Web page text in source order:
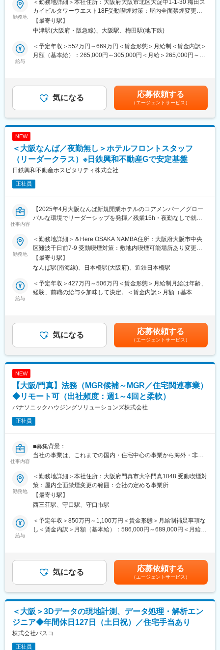
■働き方：
◆海外出張あり：月1～2回程度（1回1週間前後）
※状況により長期滞在の可能性もありますが、家族事情など状況に
応じて出張調整も柔軟◎
◆残業：月20時間以下
◆在宅勤務：月10日まで可能★出張後のリカバリーや育児との両
グローバル事業本部には約32名在籍
・マネージャー：40代前半中心
バーも多い環境です
■当社の魅力：
働く環境改善を推進しております。
・普段何気なく使っているキッチンやお風呂、洗面化粧台など、
商品でもあります。
そのような日常生活には欠かせない商品を製造、販売している当
変更の範囲：会社の定める業務
・舶用エンジンや付帯機器のサービス業務（主機関、補機関、デ
ィーゼルエンジン、デュアルフューエルエンジン）
・新造/保守メンテナンス/不具合調整
・エンジンおよび周辺機器の修理、整備、お客様と打ち合わ
せ 等
■業務の特徴・魅力
・社会貢献を担っている物流の停滞を無くすためにも、サービス
メンテナンス要員は、非常に価値ある仕事になってきています。
・社員一人ひとりの将来を見据え、グローバルに活躍できるよう
■当社の魅力
（1）大きなプロジェクト、社会価値に繋がる仕事：ご自身が関わ
ったエンジン製品が大型タンカーや巨大な発電プラントの核とな
います。日頃の勤務状況や在籍年数、実績や経験などの評価項目
により昇級していきます（5等級～係長まで）
ており、有給取得率も高い実績を誇っており、オン・オフのメリ
ハリをつけることが可能な就業環境です。
■社名変更について
2025年5月2日をもちまして社名を「ダイハツディーゼル株式会
社」から
「ダイハツインフィニアース株式会社」へ社名変更いたしまし
を組み合わせた造語です。技術を通じて地球環境との調和を図る
ことでサステナブルな社会の実現を目指しております。
数字で見るダイハツインフィニアース
変更の範囲：会社の定める業務
勤務地
＜勤務地詳細＞本社住所：大阪府大阪市北区大淀中1-1-30 梅田ス
カイビルタワーウエスト18F受動喫煙対策：屋内全面禁煙変更の
範囲：会社の定める事業所
【最寄り駅】
中津駅(大阪府・阪急線)、大阪駅、梅田駅(地下鉄)
給与
＜予定年収＞552万円～669万円＜賃金形態＞月給制＜賃金内訳＞
月額（基本給）：265,000円～305,000円＜月給＞265,000円～
あくまでも目安の金額であり、選考を通じて上下する可能性があ
ります。月給(月額)は固定手当を含めた表記です。
気になる 応募依頼する
（エージェントサービス）
NEW
＜大阪なんば／夜勤無し＞ホテルフロントスタッフ
（リーダークラス）※日鉄興和不動産Gで安定基盤
日鉄興和不動産ホスピタリティ株式会社
正社員
仕事内容
【2025年4月大阪なんば新規開業ホテルのコアメンバー／グロー
バルな環境でリーダーシップを発揮／残業15h・夜勤なしで就業
■業務概要
当社が新たに開業するレジデンス型ホテル「＆Here OSAKA
NAMBA」において、フロントスタッフとして、フロント業務全般
およびリーダー業務を担当いただきます。
＜業務詳細＞
・フロントマネージャーの補佐、時間帯責任者としての現場運営
・館内設備・備品管理、マニュアルや確認リストの作成
・オペレーション構築、研修計画立案、顧客満足度向上の提案
■レジデンシャルホテル「＆Here」とは
楽しむ（ENJOY）とくつろぐ（RELAX）を融合した、新しい滞在
価値を提供するホテルブランドです。広々とした客室やキッチン
を“滞在”へと進化させています。
旅行会社のように「地域の魅力」を提案できる点が当ホテルの強
みです。「＆LOVER」という取り組みにより、スタッフが自ら発
見した街の魅力を発信し、まるで地元の友人に案内されるような
体験を提供します。滞在そのものが特別な思い出となるホテルで
す。
■組織構成
開業期の中核メンバーとして経験を積み、1～3年以内にフロント
マネージャー・新規開業責任者・本社運営部門へキャリアアップ
■企業の特徴/魅力
・東京上野（145室）、大阪難波（89室）、東京新宿（65室）３
ホテルを開業。2027年2月に福岡博多（98室）、5月浅草（64
室）で開業予定です。
・その他大阪・銀座等、日本国内にホテル用地取得済／2030年ま
勤務地
＜勤務地詳細＞＆Here OSAKA NAMBA住所：大阪府大阪市中央
区難波千日前7-9 受動喫煙対策：敷地内喫煙可能場所あり変更の
範囲：会社の定める事業所
【最寄り駅】
なんば駅(南海線)、日本橋駅(大阪府)、近鉄日本橋駅
給与
＜予定年収＞427万円～506万円＜賃金形態＞月給制月給は年齢、
経験、前職の給与を加味して決定。＜賃金内訳＞月額（基本
り、選考を通じて上下する可能性があります。月給(月額)は固定手
当を含めた表記です。
気になる 応募依頼する
（エージェントサービス）
NEW
【大阪/門真】法務（MGR候補～MGR／住宅関連事業）
◆リモート可（出社頻度：週1～4回と柔軟）
パナソニックハウジングソリューションズ株式会社
正社員
仕事内容
■募集背景：
当社の事業は、これまでの国内・住宅中心の事業から海外・非住
加し、また多様化・複雑化しています。また世の中に目を向けれ
ば、企業での重大な法令違反や不正が後を立たず、当社も従来型
のコンプライアンスだけではなく常にアップデートしていく必要
があります。そんな中、実際にリスクを極小化できる法務部門の
重要性は増す一方であり、その法務体制や機能の拡大・強化が急
務となっています。
■配属組織のミッション：
より、当社グループの健全かつ持続的な成長を支え企業価値の向
上に貢献します。
業推進に貢献します。
※適性を考慮し、上記2つのグループのどちらかへ配属いたします
勤務地
＜勤務地詳細＞本社住所：大阪府門真市大字門真1048 受動喫煙対
策：屋内全面禁煙変更の範囲：会社の定める事業所
【最寄り駅】
西三荘駅、守口駅、守口市駅
給与
＜予定年収＞850万円～1,100万円＜賃金形態＞月給制補足事項な
し＜賃金内訳＞月額（基本給）：586,000円～689,000円＜月給＞
までも目安の金額であり、選考を通じて上下する可能性がありま
す。月給(月額)は固定手当を含めた表記です。
気になる 応募依頼する
（エージェントサービス）
＜大阪＞3Dデータの現地計測、データ処理・解析エン
ジニア◆年間休日127日（土日祝）／住宅手当あり
株式会社パスコ
正社員